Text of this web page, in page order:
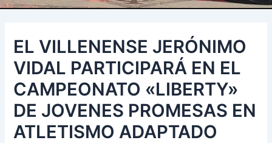
EL VILLENENSE JERÓNIMO
VIDAL PARTICIPARÁ EN EL
CAMPEONATO «LIBERTY»
DE JOVENES PROMESAS EN
ATLETISMO ADAPTADO